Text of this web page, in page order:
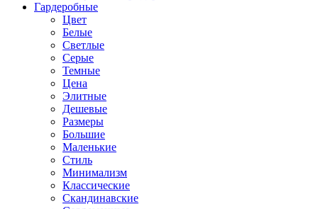
Гардеробные
Цвет
Белые
Светлые
Серые
Темные
Цена
Элитные
Дешевые
Размеры
Большие
Маленькие
Стиль
Минимализм
Классические
Скандинавские